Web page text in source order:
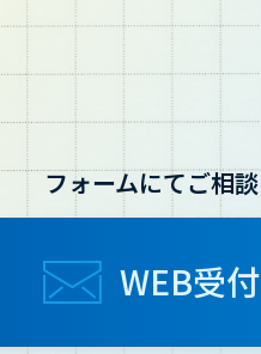
フォームにてご相談
WEB受付